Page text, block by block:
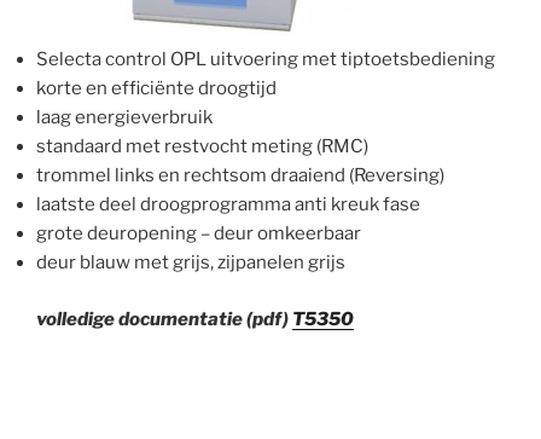
Selecta control OPL uitvoering met tiptoetsbediening
korte en efficiënte droogtijd
laag energieverbruik
standaard met restvocht meting (RMC)
trommel links en rechtsom draaiend (Reversing)
laatste deel droogprogramma anti kreuk fase
grote deuropening – deur omkeerbaar
deur blauw met grijs, zijpanelen grijs
volledige documentatie (pdf) T5350